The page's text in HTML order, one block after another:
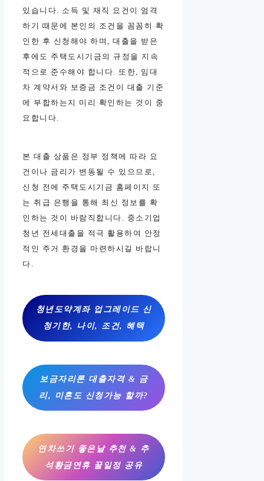
있습니다. 소득 및 재직 요건이 엄격
하기 때문에 본인의 조건을 꼼꼼히 확
인한 후 신청해야 하며, 대출을 받은
후에도 주택도시기금의 규정을 지속
적으로 준수해야 합니다. 또한, 임대
차 계약서와 보증금 조건이 대출 기준
에 부합하는지 미리 확인하는 것이 중
요합니다.
본 대출 상품은 정부 정책에 따라 요
건이나 금리가 변동될 수 있으므로,
신청 전에 주택도시기금 홈페이지 또
는 취급 은행을 통해 최신 정보를 확
인하는 것이 바람직합니다. 중소기업
청년 전세대출을 적극 활용하여 안정
적인 주거 환경을 마련하시길 바랍니
다.
청년도약계좌 업그레이드 신
청기한, 나이, 조건, 혜택
보금자리론 대출자격 & 금
리, 미혼도 신청가능 할까?
연차쓰기 좋은날 추천 & 추
석황금연휴 꿀일정 공유